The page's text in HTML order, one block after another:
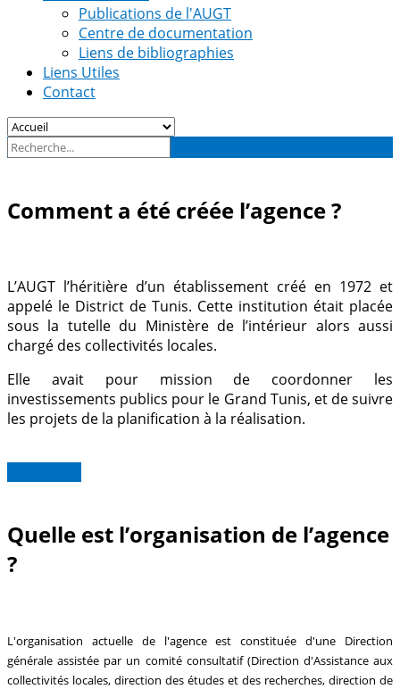
Publications de l'AUGT
Centre de documentation
Liens de bibliographies
Liens Utiles
Contact
Comment a été créée l’agence ?
L’AUGT l’héritière d’un établissement créé en 1972 et
appelé le District de Tunis. Cette institution était placée
sous la tutelle du Ministère de l’intérieur alors aussi
chargé des collectivités locales.
Elle avait pour mission de coordonner les
investissements publics pour le Grand Tunis, et de suivre
les projets de la planification à la réalisation.
Quelle est l’organisation de l’agence
?
L'organisation actuelle de l'agence est constituée d'une Direction
générale assistée par un comité consultatif (Direction d'Assistance aux
collectivités locales, direction des études et des recherches, direction de